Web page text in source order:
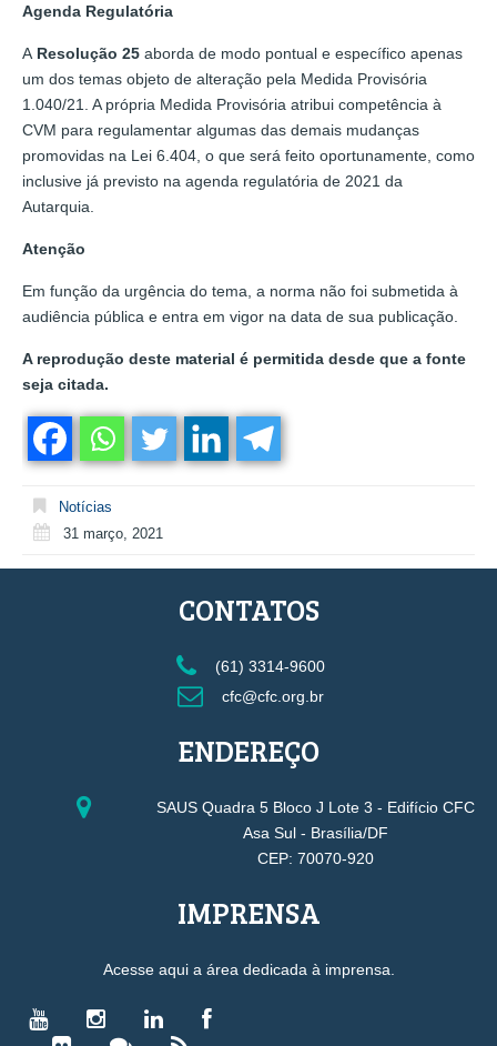
Agenda Regulatória
A Resolução 25 aborda de modo pontual e específico apenas
um dos temas objeto de alteração pela Medida Provisória
1.040/21. A própria Medida Provisória atribui competência à
CVM para regulamentar algumas das demais mudanças
promovidas na Lei 6.404, o que será feito oportunamente, como
inclusive já previsto na agenda regulatória de 2021 da
Autarquia.
Atenção
Em função da urgência do tema, a norma não foi submetida à
audiência pública e entra em vigor na data de sua publicação.
A reprodução deste material é permitida desde que a fonte
seja citada.
Notícias
31 março, 2021
CONTATOS
(61) 3314-9600
cfc@cfc.org.br
ENDEREÇO
SAUS Quadra 5 Bloco J Lote 3 - Edifício CFC
Asa Sul - Brasília/DF
CEP: 70070-920
IMPRENSA
Acesse aqui a área dedicada à imprensa.